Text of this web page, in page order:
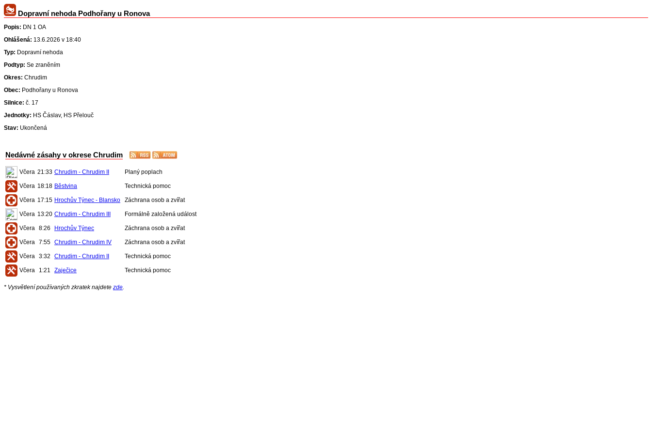
Dopravní nehoda Podhořany u Ronova
Popis: DN 1 OA
Ohlášená: 13.6.2026 v 18:40
Typ: Dopravní nehoda
Podtyp: Se zraněním
Okres: Chrudim
Obec: Podhořany u Ronova
Silnice: č. 17
Jednotky: HS Čáslav, HS Přelouč
Stav: Ukončená
Nedávné zásahy v okrese Chrudim
Včera 21:33 Chrudim - Chrudim II Planý poplach
Včera 18:18 Běstvina Technická pomoc
Včera 17:15 Hrochův Týnec - Blansko Záchrana osob a zvířat
Včera 13:20 Chrudim - Chrudim III Formálně založená událost
Včera 8:26 Hrochův Týnec Záchrana osob a zvířat
Včera 7:55 Chrudim - Chrudim IV Záchrana osob a zvířat
Včera 3:32 Chrudim - Chrudim II Technická pomoc
Včera 1:21 Zaječice Technická pomoc
* Vysvětlení používaných zkratek najdete zde.